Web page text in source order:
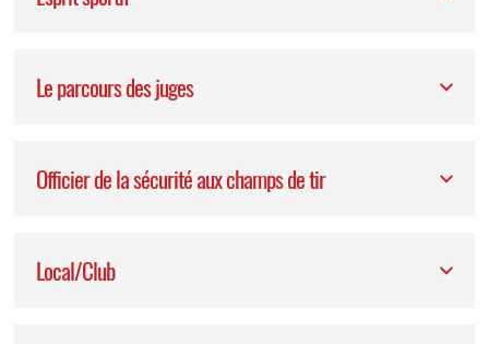
Le parcours des juges
Officier de la sécurité aux champs de tir
Local/Club